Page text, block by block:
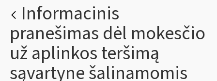
Informacinis
pranešimas dėl mokesčio
už aplinkos teršimą
sąvartyne šalinamomis